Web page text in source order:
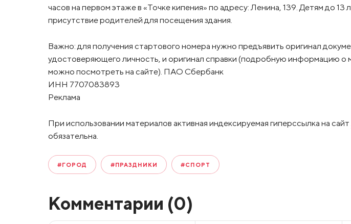
часов на первом этаже в «Точке кипения» по адресу: Ленина, 139. Детям до 13
присутствие родителей для посещения здания.
Важно: для получения стартового номера нужно предъявить оригинал
удостоверяющего личность, и оригинал справки (подробную информацию о
можно посмотреть на сайте). ПАО Сбербанк
ИНН 7707083893
Реклама
При использовании материалов активная индексируемая гиперссылка на сайт
обязательна.
#ГОРОД #ПРАЗДНИКИ #СПОРТ
Комментарии (0)